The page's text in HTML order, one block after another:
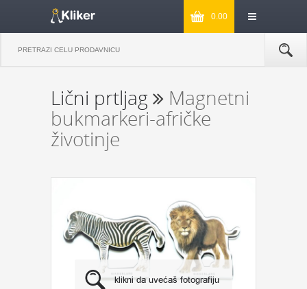
0.00
Lični prtljag
Magnetni
bukmarkeri-afričke
životinje